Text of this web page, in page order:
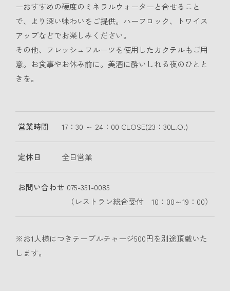
ーおすすめの硬度のミネラルウォーターと合せること
で、より深い味わいをご提供。ハーフロック、トワイス
アップなどでお楽しみください。
その他、フレッシュフルーツを使用したカクテルもご用
意。お食事やお休み前に。美酒に酔いしれる夜のひとと
きを。
営業時間 17：30 ～ 24：00 CLOSE(23：30L.O.)
定休日 全日営業
お問い合わせ 075-351-0085
（レストラン総合受付 10：00～19：00）
※お1人様につきテーブルチャージ500円を別途頂戴いた
します。